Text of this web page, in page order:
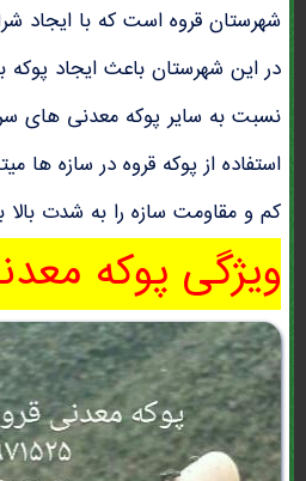
شهرستان قروه است که با
در این شهرستان باعث ایجاد پوکه
نسبت به سایر پوکه معدنی های
استفاده از پوکه قروه در سازه ها
کم و مقاومت سازه را به شدت بالا
ویژگی پوکه